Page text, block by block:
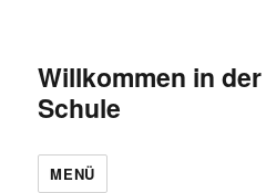
Willkommen in
Schule
MENÜ